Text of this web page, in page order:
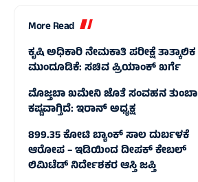
More Read
ಕೃಷಿ ಅಧಿಕಾರಿ ನೇಮಕಾತಿ ಪರೀಕ್ಷೆ ತಾತ್ಕಾಲಿಕ
ಮುಂದೂಡಿಕೆ: ಸಚಿವ ಪ್ರಿಯಾಂಕ್ ಖರ್ಗೆ
ಮೊಜ್ತಬಾ ಖಮೇನಿ ಜೊತೆ ಸಂವಹನ ತುಂಬಾ
ಕಷ್ಟವಾಗ್ತಿದೆ: ಇರಾನ್ ಅಧ್ಯಕ್ಷ
899.35 ಕೋಟಿ ಬ್ಯಾಂಕ್‌ ಸಾಲ ದುರ್ಬಳಕೆ
ಆರೋಪ – ಇಡಿಯಿಂದ ದೀಪಕ್ ಕೇಬಲ್
ಲಿಮಿಟೆಡ್‌ ನಿರ್ದೇಶಕರ ಆಸ್ತಿ ಜಪ್ತಿ